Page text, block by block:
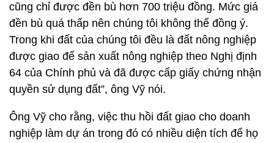
cũng chỉ được đền bù hơn 700 triệu đồng. Mức giá
đền bù quá thấp nên chúng tôi không thể đồng ý.
Trong khi đất của chúng tôi đều là đất nông nghiệp
được giao để sản xuất nông nghiệp theo Nghị định
64 của Chính phủ và đã được cấp giấy chứng nhận
quyền sử dụng đất”, ông Vỹ nói.
Ông Vỹ cho rằng, việc thu hồi đất giao cho doanh
nghiệp làm dự án trong đó có nhiều diện tích để họ